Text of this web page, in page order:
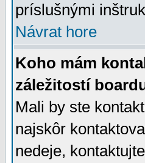
príslušnými
Návrat hore
Koho mám
záležitostí
Mali by ste
najskôr
nedeje,